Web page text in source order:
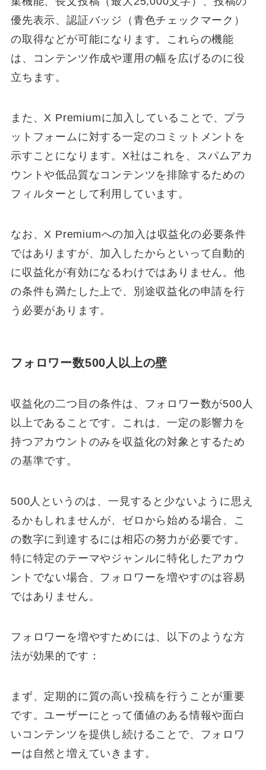
優先表示、認証バッジ（青色チェックマーク）
の取得などが可能になります。これらの機能
は、コンテンツ作成や運用の幅を広げるのに役
立ちます。
また、X Premiumに加入していることで、プラ
ットフォームに対する一定のコミットメントを
示すことになります。X社はこれを、スパムアカ
ウントや低品質なコンテンツを排除するための
フィルターとして利用しています。
なお、X Premiumへの加入は収益化の必要条件
ではありますが、加入したからといって自動的
に収益化が有効になるわけではありません。他
の条件も満たした上で、別途収益化の申請を行
う必要があります。
フォロワー数500人以上の壁
収益化の二つ目の条件は、フォロワー数が500人
以上であることです。これは、一定の影響力を
持つアカウントのみを収益化の対象とするため
の基準です。
500人というのは、一見すると少ないように思え
るかもしれませんが、ゼロから始める場合、こ
の数字に到達するには相応の努力が必要です。
特に特定のテーマやジャンルに特化したアカウ
ントでない場合、フォロワーを増やすのは容易
ではありません。
フォロワーを増やすためには、以下のような方
法が効果的です：
まず、定期的に質の高い投稿を行うことが重要
です。ユーザーにとって価値のある情報や面白
いコンテンツを提供し続けることで、フォロワ
ーは自然と増えていきます。